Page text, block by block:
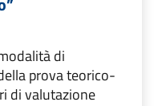
di
prova teorico-
di valutazione